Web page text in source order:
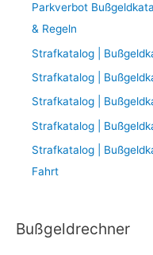
Parkverbot
& Regeln
Strafkatalog |
Strafkatalog |
Strafkatalog |
Strafkatalog |
Strafkatalog |
Fahrt
Bußgeldrechner